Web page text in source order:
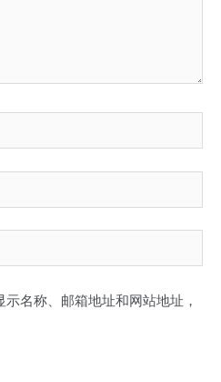
名称、邮箱地址和网站地址，